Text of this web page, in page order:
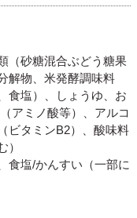
（砂糖混合ぶどう糖果
解物、米発酵調味料
食塩）、しょうゆ、お
アミノ酸等）、アルコ
ビタミンB2）、酸味料
）
食塩/かんすい（一部に